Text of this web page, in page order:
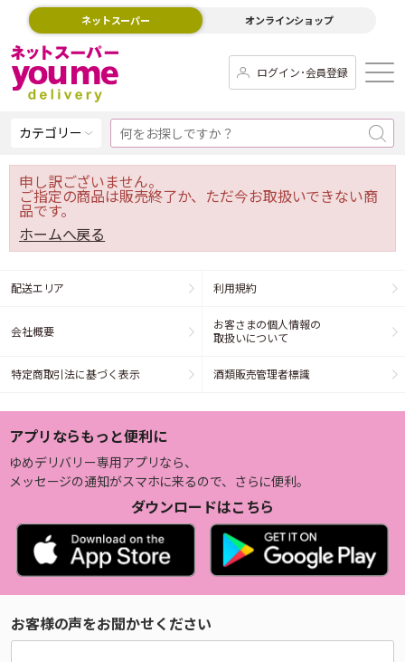
ネットスーパー オンラインショップ
ログイン･会員登録
カテゴリー
申し訳ございません。
ご指定の商品は販売終了か、ただ今お取扱いできない商
品です。
ホームへ戻る
配送エリア 利用規約
会社概要
お客さまの個人情報の
取扱いについて
特定商取引法に基づく表示 酒類販売管理者標識
アプリならもっと便利に
ゆめデリバリー専用アプリなら、
メッセージの通知がスマホに来るので、さらに便利。
ダウンロードはこちら
お客様の声をお聞かせください